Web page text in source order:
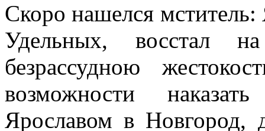
Скоро нашелся
Удельных, восстал
безрассудною
возможности
Ярославом в Новгород,